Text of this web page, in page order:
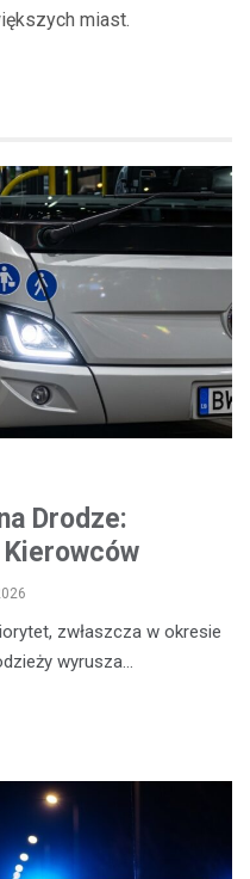
miast.
Drodze:
zwłaszcza w okresie
wyrusza…